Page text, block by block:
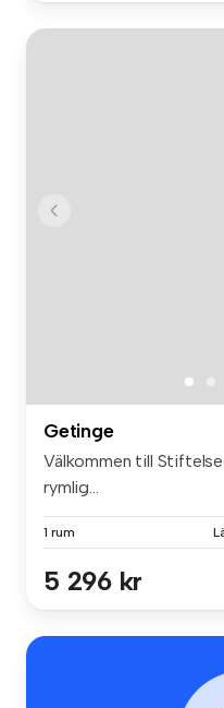
Getinge
Välkommen till
rymlig...
1 rum
5 296 kr